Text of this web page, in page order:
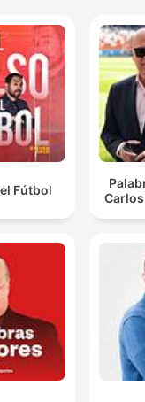
Fútbol